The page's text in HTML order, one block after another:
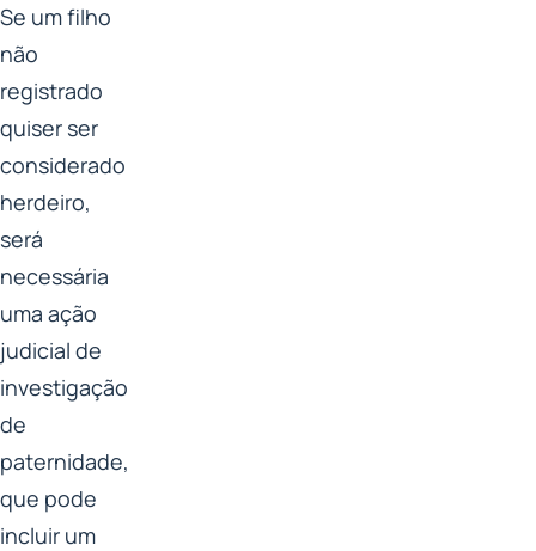
Se um filho
não
registrado
quiser ser
considerado
herdeiro,
será
necessária
uma ação
judicial de
investigação
de
paternidade,
que pode
incluir um